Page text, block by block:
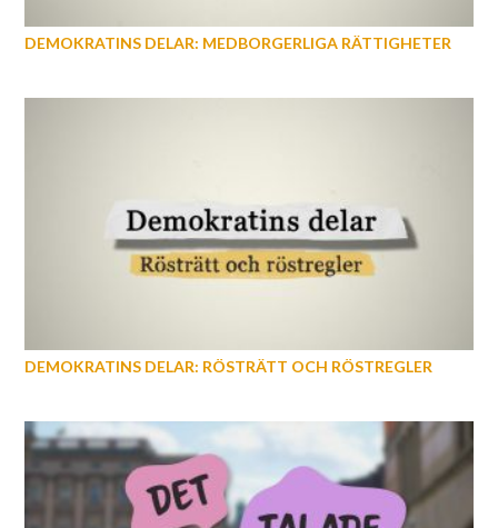
DEMOKRATINS DELAR: MEDBORGERLIGA RÄTTIGHETER
DEMOKRATINS DELAR: RÖSTRÄTT OCH RÖSTREGLER